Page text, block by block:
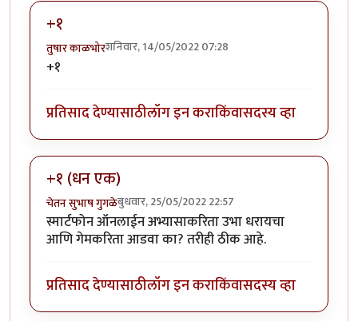
+१
तुषार काळभोरशनिवार, 14/05/2022 07:28
+१
प्रतिसाद देण्यासाठीलॉग इन कराकिंवासदस्य व्हा
+१ (धन एक)
चेतन सुभाष गुगळेबुधवार, 25/05/2022 22:57
स्मार्टफोन ऑनलाईन अभ्यासाकरिता उभा धरायचा
आणि गेमकरिता आडवा का? तरीही ठीक आहे.
प्रतिसाद देण्यासाठीलॉग इन कराकिंवासदस्य व्हा